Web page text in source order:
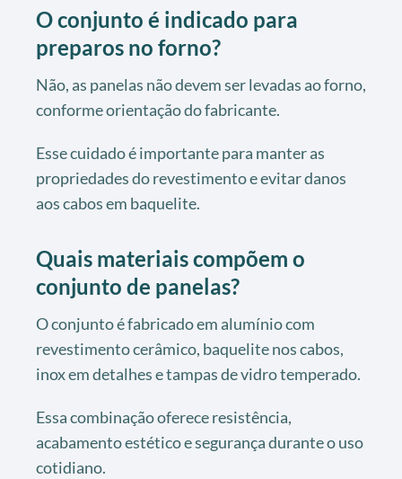
O conjunto é indicado para
preparos no forno?
Não, as panelas não devem ser levadas ao forno,
conforme orientação do fabricante.
Esse cuidado é importante para manter as
propriedades do revestimento e evitar danos
aos cabos em baquelite.
Quais materiais compõem o
conjunto de panelas?
O conjunto é fabricado em alumínio com
revestimento cerâmico, baquelite nos cabos,
inox em detalhes e tampas de vidro temperado.
Essa combinação oferece resistência,
acabamento estético e segurança durante o uso
cotidiano.